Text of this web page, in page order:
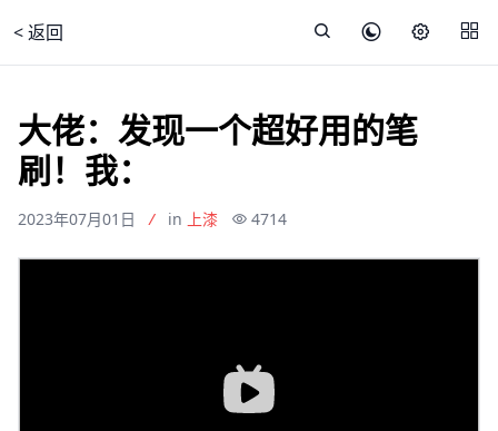
< 返回
大佬：发现一个超好用的笔
刷！我：
2023年07月01日 / in 上漆 4714